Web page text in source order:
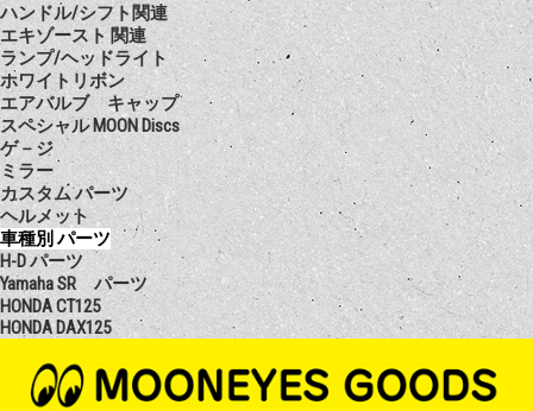
ハンドル/シフト関連
エキゾースト 関連
ランプ/ヘッドライト
ホワイトリボン
エアバルブ キャップ
スペシャル MOON Discs
ゲ－ジ
ミラー
カスタム パーツ
ヘルメット
車種別 パーツ
H-D パーツ
Yamaha SR パーツ
HONDA CT125
HONDA DAX125